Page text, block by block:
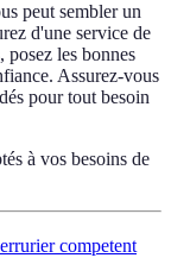
peut sembler un
d'une service de
posez les bonnes
Assurez-vous
pour tout besoin
à vos besoins de
competent